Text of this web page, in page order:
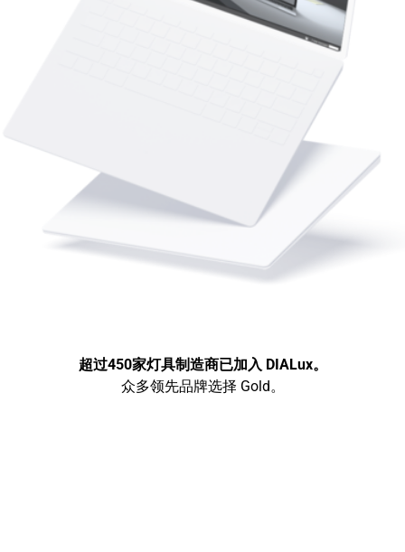
超过450家灯具制造商已加入 DIALux。
众多领先品牌选择 Gold。